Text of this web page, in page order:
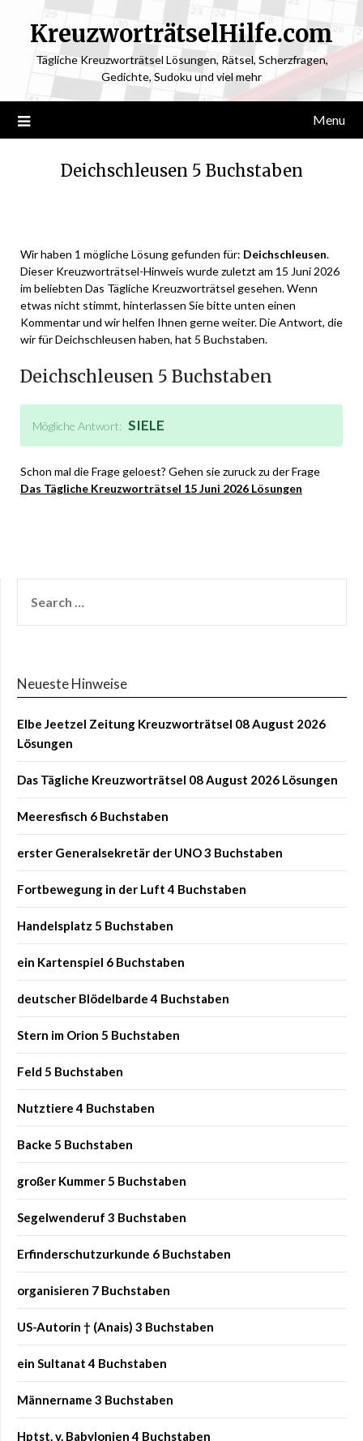
KreuzworträtselHilfe.com
Tägliche Kreuzworträtsel Lösungen, Rätsel, Scherzfragen,
Gedichte, Sudoku und viel mehr
Menu
Deichschleusen 5 Buchstaben
June
14,
2026
Wir haben 1 mögliche Lösung gefunden für: Deichschleusen.
Dieser Kreuzworträtsel-Hinweis wurde zuletzt am 15 Juni 2026
im beliebten Das Tägliche Kreuzworträtsel gesehen. Wenn
etwas nicht stimmt, hinterlassen Sie bitte unten einen
Kommentar und wir helfen Ihnen gerne weiter. Die Antwort, die
wir für Deichschleusen haben, hat 5 Buchstaben.
Deichschleusen 5 Buchstaben
Mögliche Antwort: SIELE
Schon mal die Frage geloest? Gehen sie zuruck zu der Frage
Das Tägliche Kreuzworträtsel 15 Juni 2026 Lösungen
Neueste Hinweise
Elbe Jeetzel Zeitung Kreuzworträtsel 08 August 2026
Lösungen
Das Tägliche Kreuzworträtsel 08 August 2026 Lösungen
Meeresfisch 6 Buchstaben
erster Generalsekretär der UNO 3 Buchstaben
Fortbewegung in der Luft 4 Buchstaben
Handelsplatz 5 Buchstaben
ein Kartenspiel 6 Buchstaben
deutscher Blödelbarde 4 Buchstaben
Stern im Orion 5 Buchstaben
Feld 5 Buchstaben
Nutztiere 4 Buchstaben
Backe 5 Buchstaben
großer Kummer 5 Buchstaben
Segelwenderuf 3 Buchstaben
Erfinderschutzurkunde 6 Buchstaben
organisieren 7 Buchstaben
US-Autorin † (Anais) 3 Buchstaben
ein Sultanat 4 Buchstaben
Männername 3 Buchstaben
Hptst. v. Babylonien 4 Buchstaben